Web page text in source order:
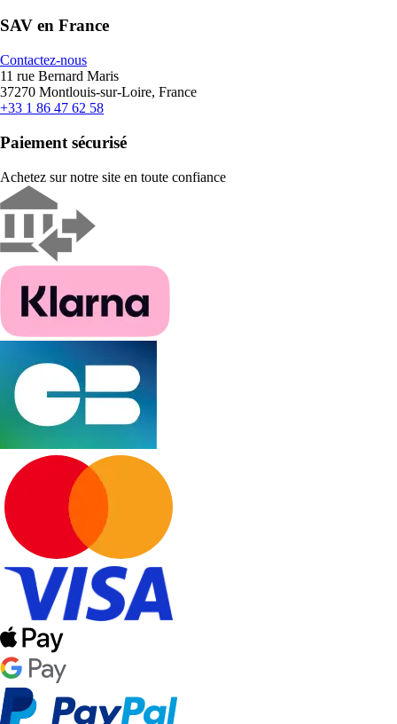
SAV en France
Contactez-nous
11 rue Bernard Maris
37270 Montlouis-sur-Loire, France
+33 1 86 47 62 58
Paiement sécurisé
Achetez sur notre site en toute confiance